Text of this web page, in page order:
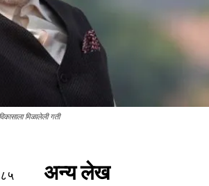
मिळालेली गती
अन्य लेख